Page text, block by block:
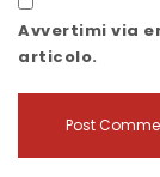
Avvertimi via
articolo.